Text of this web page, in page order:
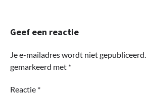
Geef een reactie
Je e-mailadres wordt niet gepubliceerd.
gemarkeerd met *
Reactie *